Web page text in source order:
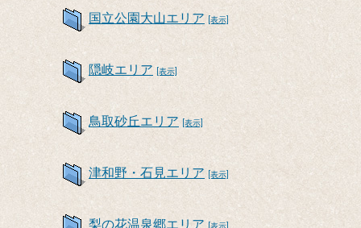
国立公園大山エリア [表示]
隠岐エリア [表示]
鳥取砂丘エリア [表示]
津和野・石見エリア [表示]
梨の花温泉郷エリア [表示]